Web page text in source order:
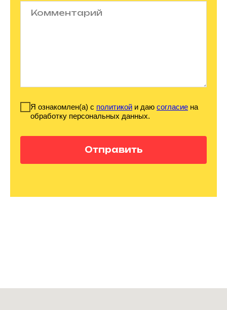
Я ознакомлен(а) с политикой и даю согласие на
обработку персональных данных.
Отправить